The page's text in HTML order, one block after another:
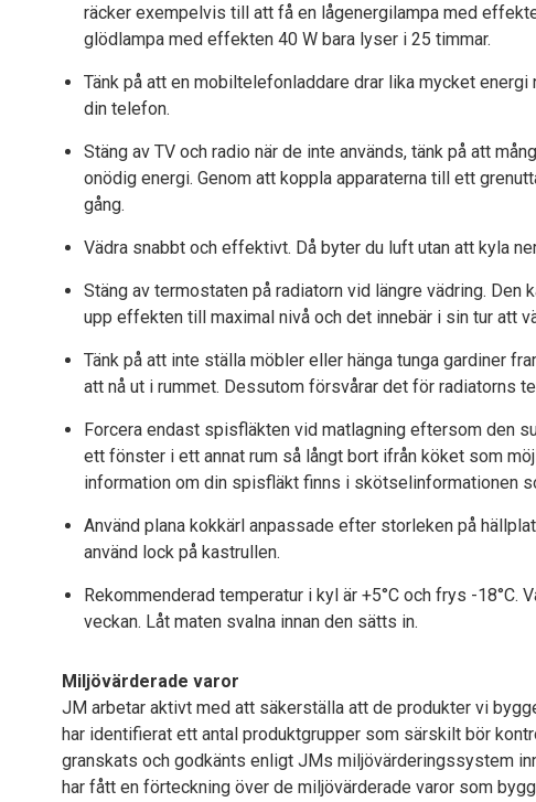
räcker exempelvis till att få en lågenergilampa med
glödlampa med effekten 40 W bara lyser i 25 timmar.
Tänk på att en mobiltelefonladdare drar lika mycket
din telefon.
Stäng av TV och radio när de inte används, tänk på att
onödig energi. Genom att koppla apparaterna till ett
gång.
Vädra snabbt och effektivt. Då byter du luft utan att kyla
Stäng av termostaten på radiatorn vid längre vädring. Den
upp effekten till maximal nivå och det innebär i sin tur att
Tänk på att inte ställa möbler eller hänga tunga gardiner
att nå ut i rummet. Dessutom försvårar det för radiatorns
Forcera endast spisfläkten vid matlagning eftersom den
ett fönster i ett annat rum så långt bort ifrån köket som
information om din spisfläkt finns i skötselinformationen
Använd plana kokkärl anpassade efter storleken på
använd lock på kastrullen.
Rekommenderad temperatur i kyl är +5°C och frys -18°C.
veckan. Låt maten svalna innan den sätts in.
Miljövärderade varor
JM arbetar aktivt med att säkerställa att de produkter vi
har identifierat ett antal produktgrupper som särskilt bör
granskats och godkänts enligt JMs miljövärderingssystem
har fått en förteckning över de miljövärderade varor som